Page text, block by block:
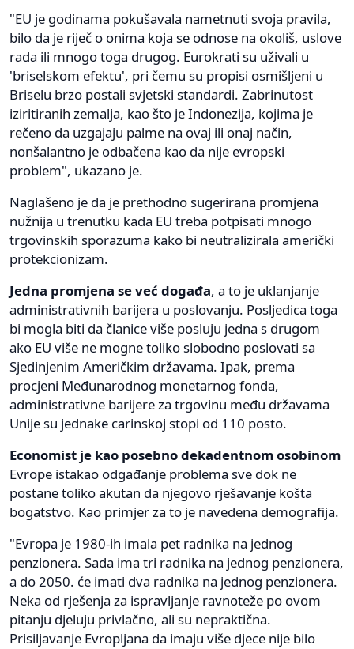
"EU je godinama pokušavala nametnuti svoja pravila,
bilo da je riječ o onima koja se odnose na okoliš, uslove
rada ili mnogo toga drugog. Eurokrati su uživali u
'briselskom efektu', pri čemu su propisi osmišljeni u
Briselu brzo postali svjetski standardi. Zabrinutost
iziritiranih zemalja, kao što je Indonezija, kojima je
rečeno da uzgajaju palme na ovaj ili onaj način,
nonšalantno je odbačena kao da nije evropski
problem", ukazano je.
Naglašeno je da je prethodno sugerirana promjena
nužnija u trenutku kada EU treba potpisati mnogo
trgovinskih sporazuma kako bi neutralizirala američki
protekcionizam.
Jedna promjena se već događa, a to je uklanjanje
administrativnih barijera u poslovanju. Posljedica toga
bi mogla biti da članice više posluju jedna s drugom
ako EU više ne mogne toliko slobodno poslovati sa
Sjedinjenim Američkim državama. Ipak, prema
procjeni Međunarodnog monetarnog fonda,
administrativne barijere za trgovinu među državama
Unije su jednake carinskoj stopi od 110 posto.
Economist je kao posebno dekadentnom osobinom
Evrope istakao odgađanje problema sve dok ne
postane toliko akutan da njegovo rješavanje košta
bogatstvo. Kao primjer za to je navedena demografija.
"Evropa je 1980-ih imala pet radnika na jednog
penzionera. Sada ima tri radnika na jednog penzionera,
a do 2050. će imati dva radnika na jednog penzionera.
Neka od rješenja za ispravljanje ravnoteže po ovom
pitanju djeluju privlačno, ali su nepraktična.
Prisiljavanje Evropljana da imaju više djece nije bilo